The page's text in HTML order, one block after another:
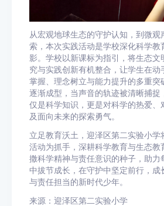
从宏观地球生态的守护认知，到微观
索，本次实践活动是学校深化科学教
影。学校以新课标为指引，将生态文
究与实践创新有机整合，让学生在动
掌握、理念树立与能力提升的多重突
逐渐成型，当声音的轨迹被清晰捕捉
仅是科学知识，更是对科学的热爱、
及面向未来的探索勇气。
立足教育沃土，迎泽区第二实验小学
活动为抓手，深耕科学教育与生态教
撒科学精神与责任意识的种子，助力
中拔节成长，在守护中坚定前行，成
与责任担当的新时代少年。
来源：迎泽区第二实验小学